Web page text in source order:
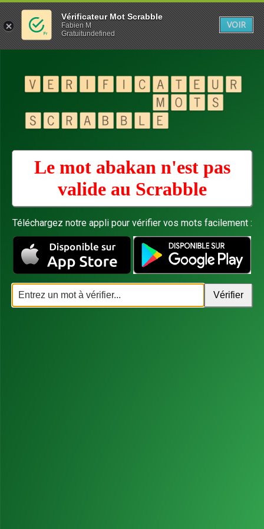
Le mot abakan n'est pas
valide au Scrabble
Téléchargez notre appli pour vérifier vos mots facilement :
Vérificateur Mot Scrabble
Fabien M
Gratuitundefined
VOIR